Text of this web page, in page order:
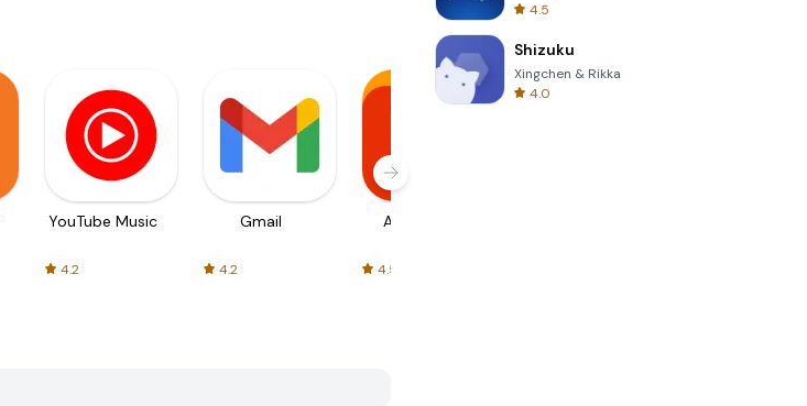
YouTube Music
4.2
Gmail
4.2
AliExpress
4.5
4.5
Shizuku
Xingchen & Rikka
4.0